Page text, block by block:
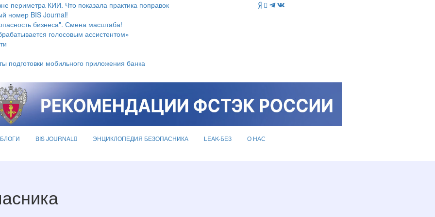
периметра КИИ. Что показала практика поправок
номер BIS Journal!
бизнеса". Смена масштаба!
голосовым ассистентом»
подготовки мобильного приложения банка
БЛОГИ BIS JOURNAL ЭНЦИКЛОПЕДИЯ БЕЗОПАСНИКА LEAK-БЕЗ О НАС